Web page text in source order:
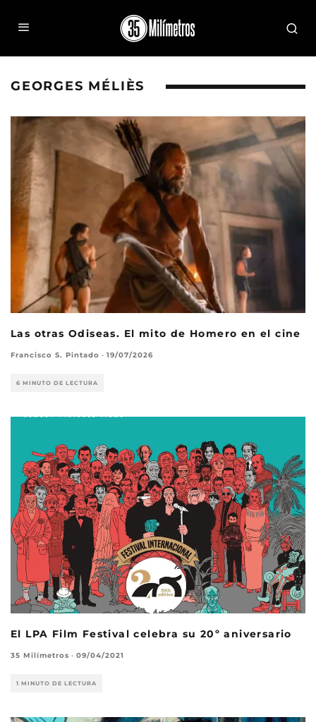
GEORGES MÉLIÈS
Las otras Odiseas. El mito de Homero en el cine
Francisco S. Pintado · 19/07/2026
6 MINUTO DE LECTURA
El LPA Film Festival celebra su 20º aniversario
35 Milímetros · 09/04/2021
1 MINUTO DE LECTURA